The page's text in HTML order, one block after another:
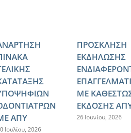
ΑΠΥ
Ιουλίου, 2026
ΠΡΟΣΚΛΗΣΗ
ΕΚΔΗΛΩΣΗΣ
ΜΕ
ΕΚΔΟΣΗΣ
26 Ιουνίου, 2026